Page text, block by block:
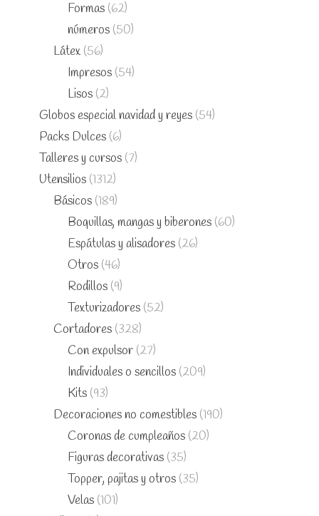
Formas (62)
números (50)
Látex (56)
Impresos (54)
Lisos (2)
Globos especial navidad y reyes (54)
Packs Dulces (6)
Talleres y cursos (7)
Utensilios (1312)
Básicos (189)
Boquillas, mangas y biberones (60)
Espátulas y alisadores (26)
Otros (46)
Rodillos (9)
Texturizadores (52)
Cortadores (328)
Con expulsor (27)
Individuales o sencillos (209)
Kits (93)
Decoraciones no comestibles (190)
Coronas de cumpleaños (20)
Figuras decorativas (35)
Topper, pajitas y otros (35)
Velas (101)